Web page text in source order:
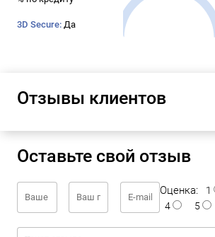
3D Secure: Да
Отзывы клиентов
Оставьте свой отзыв
Оценка: 1
4
5